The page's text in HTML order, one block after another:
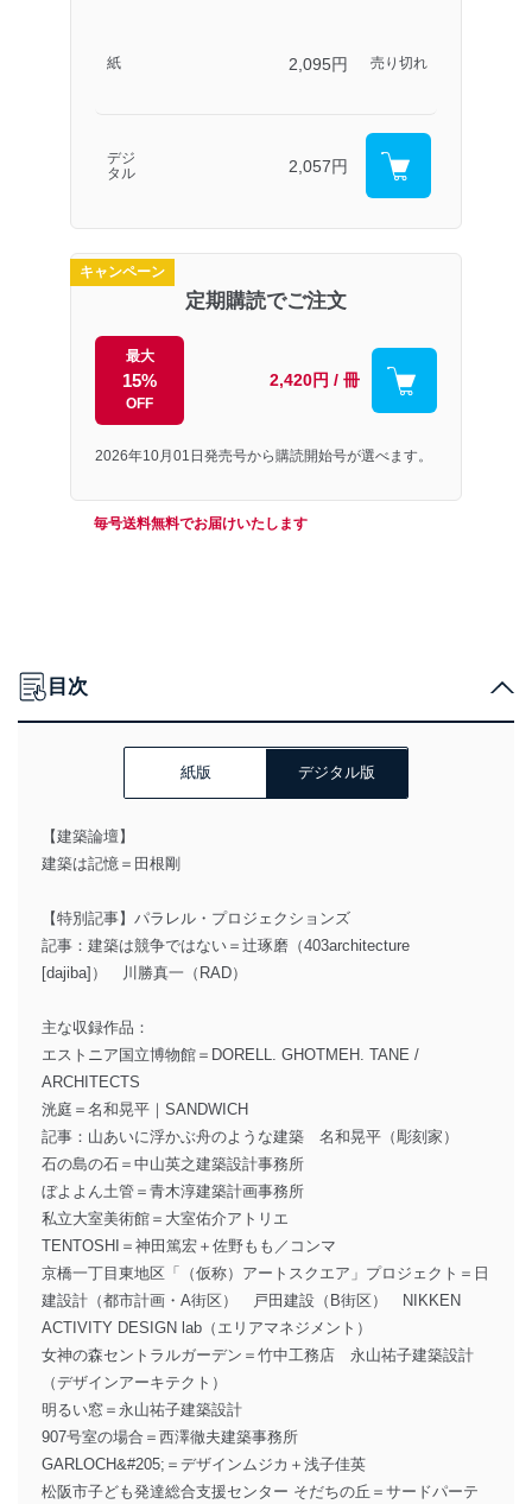
紙 2,095円 売り切れ
デジ
タル
2,057円
キャンペーン
定期購読でご注文
最大
15%
OFF
2,420円 / 冊
2026年10月01日発売号から購読開始号が選べます。
毎号送料無料でお届けいたします
目次
紙版 デジタル版
【建築論壇】
建築は記憶＝田根剛
【特別記事】パラレル・プロジェクションズ
記事：建築は競争ではない＝辻琢磨（403architecture
[dajiba]） 川勝真一（RAD）
主な収録作品：
エストニア国立博物館＝DORELL. GHOTMEH. TANE /
ARCHITECTS
洸庭＝名和晃平｜SANDWICH
記事：山あいに浮かぶ舟のような建築 名和晃平（彫刻家）
石の島の石＝中山英之建築設計事務所
ぼよよん土管＝青木淳建築計画事務所
私立大室美術館＝大室佑介アトリエ
TENTOSHI＝神田篤宏＋佐野もも／コンマ
京橋一丁目東地区「（仮称）アートスクエア」プロジェクト＝日
建設計（都市計画・A街区） 戸田建設（B街区） NIKKEN
ACTIVITY DESIGN lab（エリアマネジメント）
女神の森セントラルガーデン＝竹中工務店 永山祐子建築設計
（デザインアーキテクト）
明るい窓＝永山祐子建築設計
907号室の場合＝西澤徹夫建築事務所
GARLOCH&#205;＝デザインムジカ＋浅子佳英
松阪市子ども発達総合支援センター そだちの丘＝サードパーテ